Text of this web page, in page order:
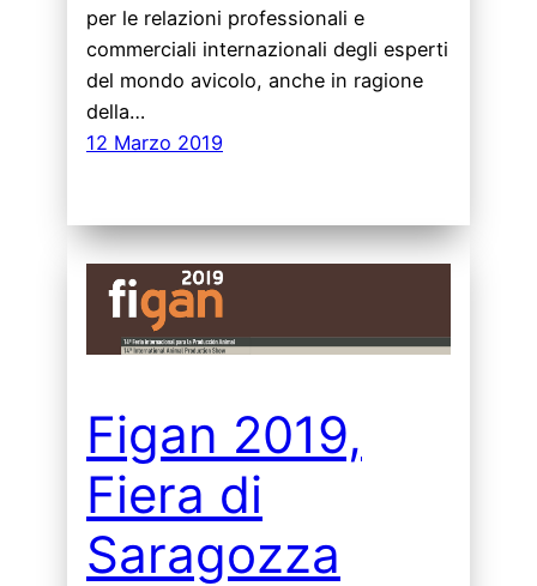
per le relazioni professionali e
commerciali internazionali degli esperti
del mondo avicolo, anche in ragione
della…
12 Marzo 2019
Figan 2019,
Fiera di
Saragozza